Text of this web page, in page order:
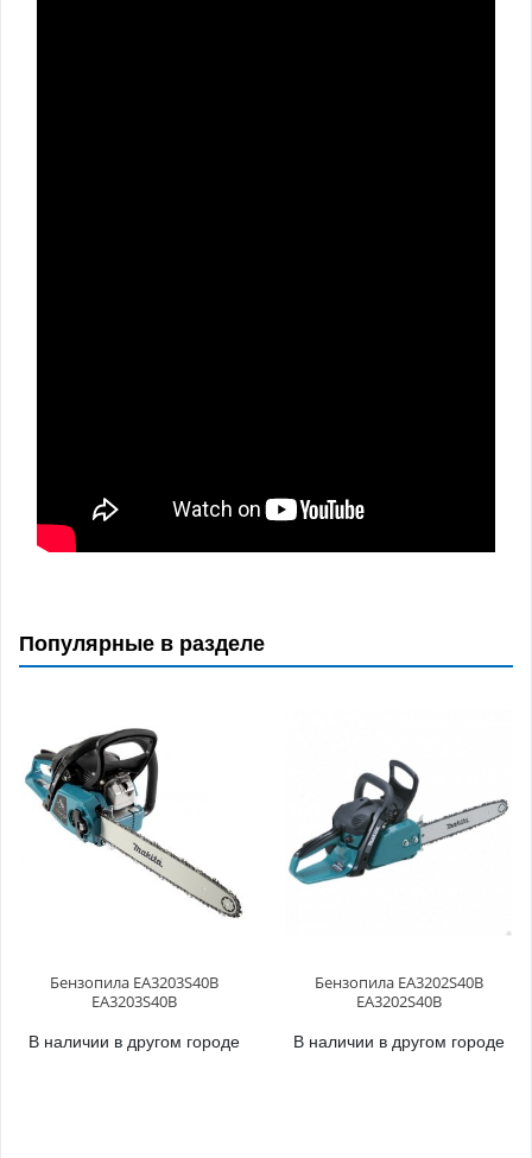
Популярные в разделе
Бензопила EA3203S40B
EA3203S40B
В наличии в другом городе
Бензопила EA3202S40B
EA3202S40B
В наличии в другом городе